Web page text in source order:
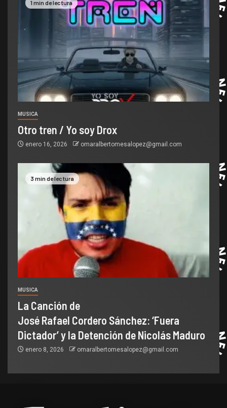
1 min de lectura
MUSICA
Otro tren / Yo soy Drox
enero 16, 2026 omaralbertomesalopez@gmail.com
3 min de lectura
MUSICA
La Canción de
José Rafael Cordero Sánchez: ‘Fuera
Dictador’ y la Detención de Nicolás Maduro
enero 8, 2026 omaralbertomesalopez@gmail.com